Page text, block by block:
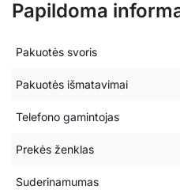
Papildoma
Pakuotės svoris
Pakuotės išmatavimai
Telefono gamintojas
Prekės ženklas
Suderinamumas